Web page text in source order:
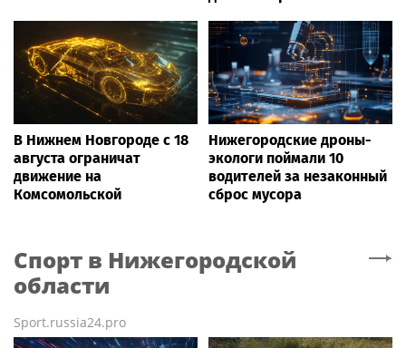
В Нижнем Новгороде с 18
августа ограничат
движение на
Комсомольской
Нижегородские дроны-
экологи поймали 10
водителей за незаконный
сброс мусора
Спорт в Нижегородской
области
Sport.russia24.pro